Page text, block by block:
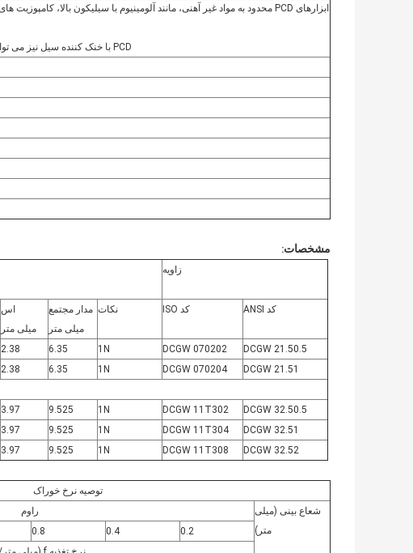
PCD با خنک کننده سیل نیز می تواند در کاربردهای فوق تکمیل تیتانیوم استفاده شود.
مشخصات:
زاویه
کد ANSI
کد ISO نکات مدار مجتمع
میلی متر
اس
میلی متر
DCGW 21.50.5
DCGW 070202
1N
6.35
2.38
DCGW 21.51
DCGW 070204
1N
6.35
2.38
DCGW 32.50.5
DCGW 11T302
1N
9.525
3.97
DCGW 32.51
DCGW 11T304
1N
9.525
3.97
DCGW 32.52
DCGW 11T308
1N
9.525
3.97
توصیه نرخ خوراک
شعاع بینی (میلی
متر)
راوم
0.2
0.4
0.8